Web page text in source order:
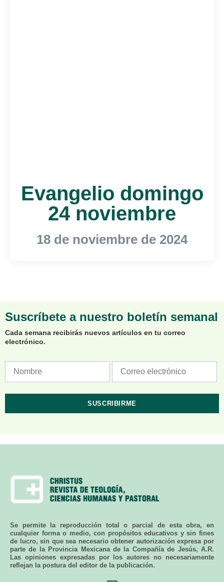
Evangelio domingo
24 noviembre
18 de noviembre de 2024
Suscríbete a nuestro boletín semanal
Cada semana recibirás nuevos artículos en tu correo
electrónico.
Se permite la reproducción total o parcial de esta obra, en
cualquier forma o medio, con propósitos educativos y sin fines
de lucro, sin que sea necesario obtener autorización expresa por
parte de la Provincia Mexicana de la Compañía de Jesús, A.R.
Las opiniones expresadas por los autores no necesariamente
reflejan la postura del editor de la publicación.